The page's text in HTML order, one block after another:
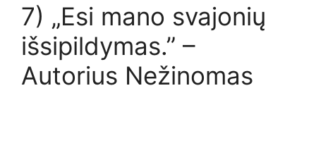
7) „Esi mano svajonių
išsipildymas.” –
Autorius Nežinomas